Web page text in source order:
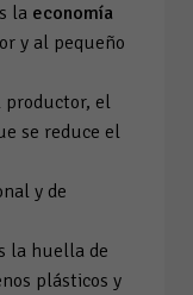
la economía
y al pequeño
productor, el
se reduce el
y de
la huella de
plásticos y